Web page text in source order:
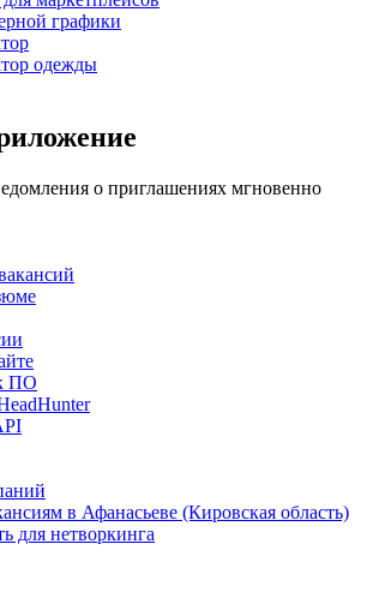
графики
одежды
о приглашениях мгновенно
ПО
в Афанасьеве (Кировская область)
для нетворкинга